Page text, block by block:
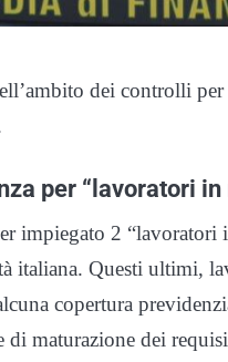
dei controlli
per “lavoratori in
impiegato 2 “lavoratori
italiana. Questi ultimi,
copertura
maturazione dei